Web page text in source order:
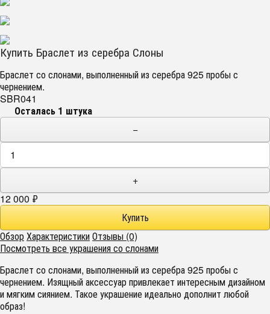
Купить Браслет из серебра Слоны
Браслет со слонами, выполненный из серебра 925 пробы с
чернением.
SBR041
Осталась 1 штука
−
+
12 000 ₽
ОбзорХарактеристикиОтзывы (0)
Посмотреть все украшения со слонами
Браслет со слонами, выполненный из серебра 925 пробы с
чернением. Изящный аксессуар привлекает интересным дизайном
и мягким сиянием. Такое украшение идеально дополнит любой
образ!